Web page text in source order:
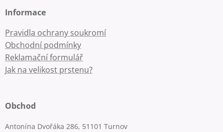
Informace
Pravidla ochrany soukromí
Obchodní podmínky
Reklamační formulář
Jak na velikost prstenu?
Obchod
Antonína Dvořáka 286, 51101 Turnov